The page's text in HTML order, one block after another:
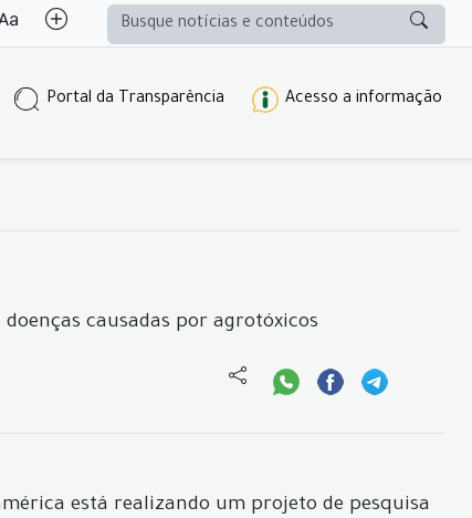
Portal da Transparência Acesso a informação
causadas por agrotóxicos
está realizando um projeto de pesquisa